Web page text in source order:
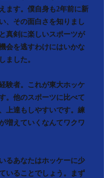
ます。僕自身も2年前に新
、その面白さを知りまし
真剣に楽しいスポーツが
会を逃すわけにはいかな
ました。
験者。これが東大ホッケ
。他のスポーツに比べて
上達もしやすいです。練
増えていくなんてワクワ
るあなたはホッケーに少
いることでしょう。まず